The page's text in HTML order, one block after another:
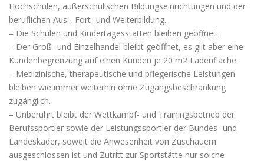
Hochschulen, außerschulischen Bildungseinrichtungen und der
beruflichen Aus-, Fort- und Weiterbildung.
– Die Schulen und Kindertagesstätten bleiben geöffnet.
– Der Groß- und Einzelhandel bleibt geöffnet, es gilt aber eine
Kundenbegrenzung auf einen Kunden je 20 m2 Ladenfläche.
– Medizinische, therapeutische und pflegerische Leistungen
bleiben wie immer weiterhin ohne Zugangsbeschränkung
zugänglich.
– Unberührt bleibt der Wettkampf- und Trainingsbetrieb der
Berufssportler sowie der Leistungssportler der Bundes- und
Landeskader, soweit die Anwesenheit von Zuschauern
ausgeschlossen ist und Zutritt zur Sportstätte nur solche